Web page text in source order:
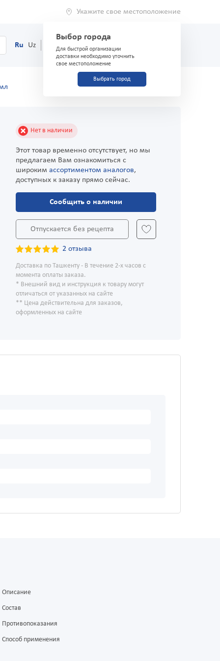
Укажите свое местоположение
Выбор города
Для быстрой организации
доставки необходимо уточнить
свое местоположение
Выбрать город
Ru Uz (71) 200-03-03
Нет в наличии
Этот товар временно отсутствует, но мы
предлагаем Вам ознакомиться с
широким ассортиментом аналогов,
доступных к заказу прямо сейчас.
Сообщить о наличии
Отпускается без рецепта
2 отзыва
Доставка по Ташкенту - В течение 2-х часов с
момента оплаты заказа.
* Внешний вид и инструкция к товару могут
отличаться от указанных на сайте
** Цена действительна для заказов,
оформленных на сайте
Описание
Состав
Противопоказания
Способ применения